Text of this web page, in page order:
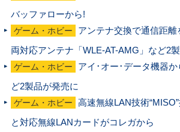
バッファローから!
ゲーム・ホビー
アンテナ交換で通信距
両対応アンテナ「WLE-AT-AMG」など2
ゲーム・ホビー
アイ･オー･データ機器か
ど2製品が発売に
ゲーム・ホビー
高速無線LAN技術
と対応無線LANカードがコレガから